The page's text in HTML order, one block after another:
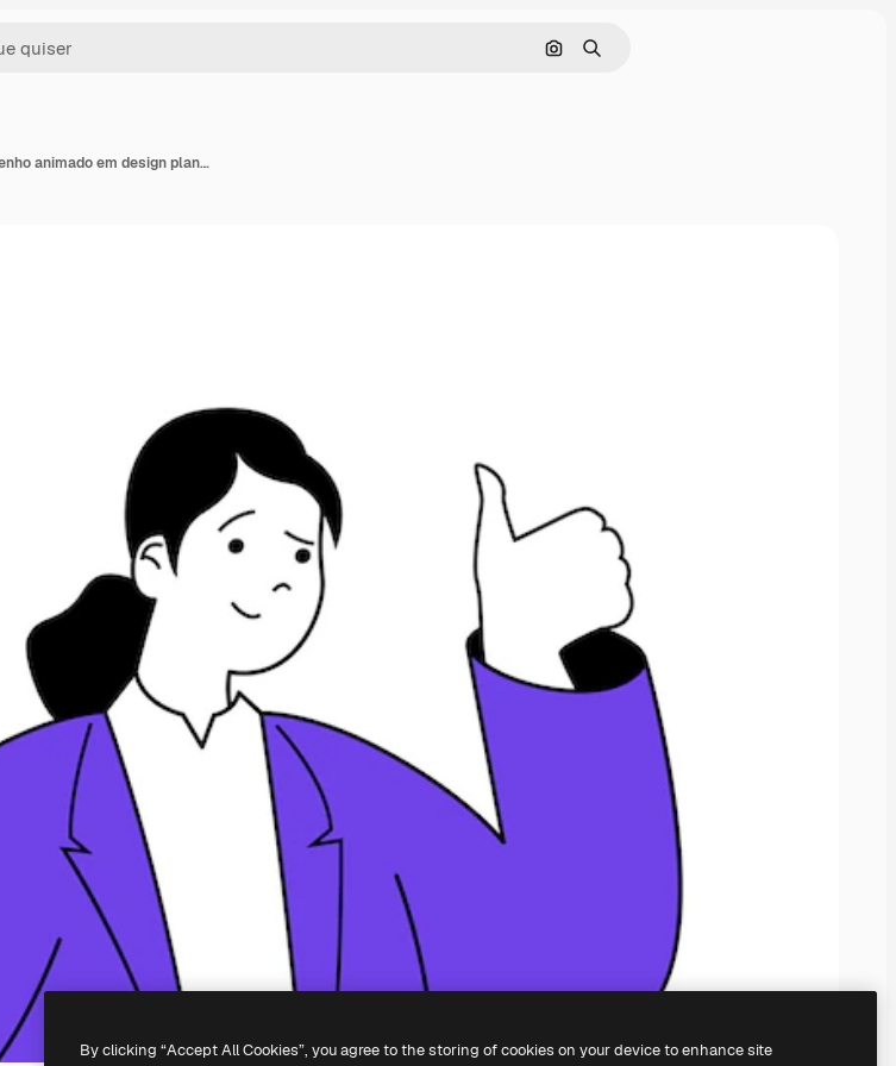
Pesquisar por imagem
Buscar
Conceito de recrutamento com pessoas de desenho animado em design plano para web Mulher tem a melhor classificação profissional com experiência de trabalho de estrela superior Ilustração vetorial para material de marketing de banner de mídia social
By clicking “Accept All Cookies”, you agree to the storing of cookies on your device to enhance site